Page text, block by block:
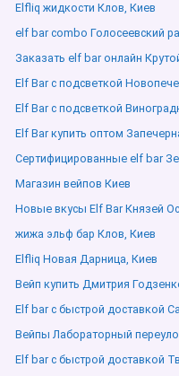
Elfliq жидкости Клов, Киев
elf bar combo Голосеевский
Заказать elf bar онлайн
Elf Bar с подсветкой
Elf Bar с подсветкой
Elf Bar купить оптом
Сертифицированные elf bar
Магазин вейпов Киев
Новые вкусы Elf Bar Князей
жижа эльф бар Клов, Киев
Elfliq Новая Дарница, Киев
Вейп купить Дмитрия
Elf bar с быстрой доставкой
Вейпы Лабораторный
Elf bar с быстрой доставкой